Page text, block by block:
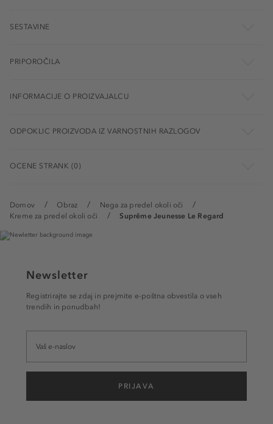
Domov Obraz
Nega za predel okoli oči
Kreme za predel okoli oči
Suprême Jeunesse Le Regard
SESTAVINE
PRIPOROČILA
INFORMACIJE O PROIZVAJALCU
ODPOKLIC PROIZVODA IZ VARNOSTNIH RAZLOGOV
OCENE STRANK (0)
Newsletter
Registrirajte se zdaj in prejmite e-poštna obvestila o vseh
trendih in ponudbah!
PRIJAVA